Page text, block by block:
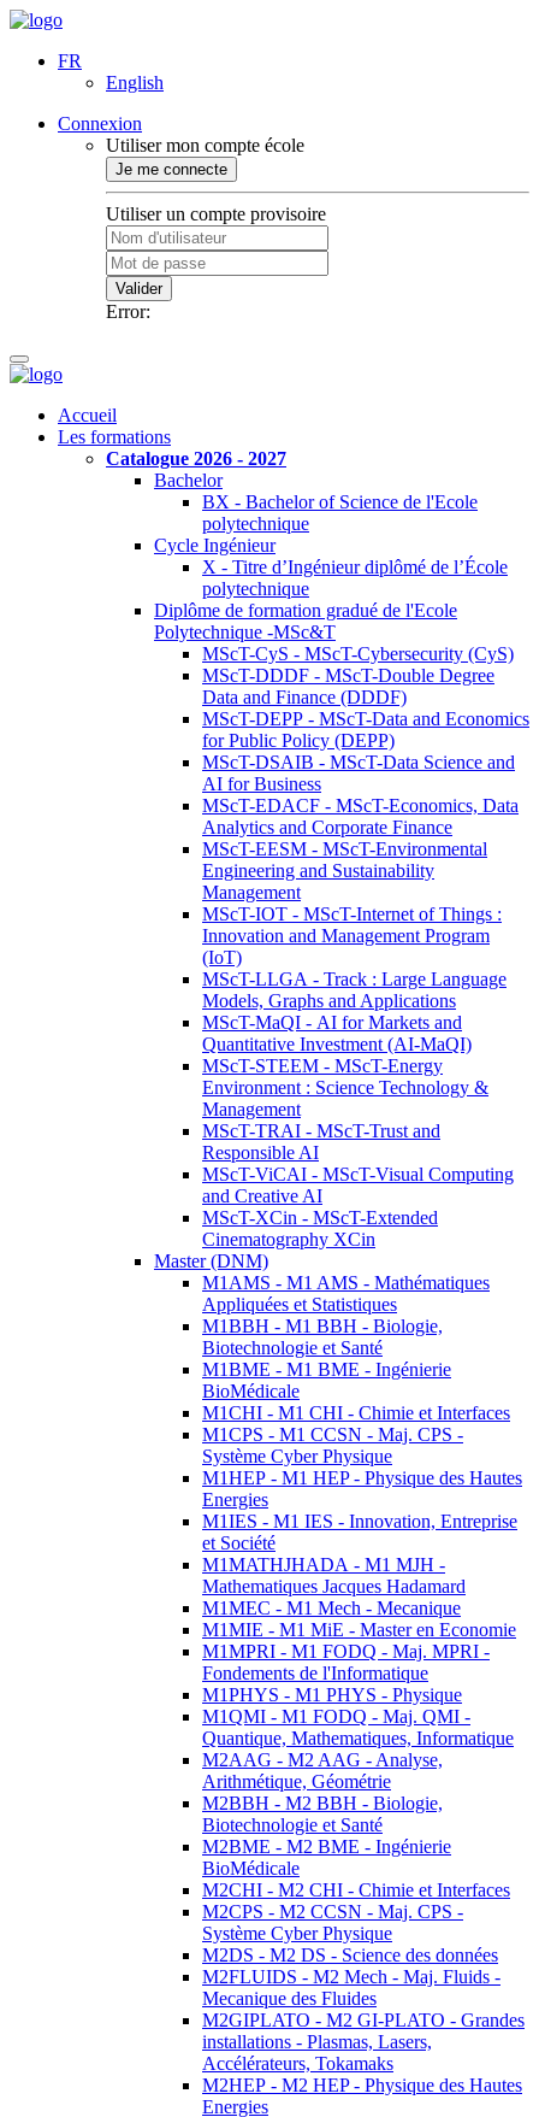
FR
English
Connexion
Utiliser mon compte école
Je me connecte
Utiliser un compte provisoire
Valider
Error:
Accueil
Les formations
Catalogue 2026 - 2027
Bachelor
BX - Bachelor of Science de l'Ecole
polytechnique
Cycle Ingénieur
X - Titre d’Ingénieur diplômé de l’École
polytechnique
Diplôme de formation gradué de l'Ecole
Polytechnique -MSc&T
MScT-CyS - MScT-Cybersecurity (CyS)
MScT-DDDF - MScT-Double Degree
Data and Finance (DDDF)
MScT-DEPP - MScT-Data and Economics
for Public Policy (DEPP)
MScT-DSAIB - MScT-Data Science and
AI for Business
MScT-EDACF - MScT-Economics, Data
Analytics and Corporate Finance
MScT-EESM - MScT-Environmental
Engineering and Sustainability
Management
MScT-IOT - MScT-Internet of Things :
Innovation and Management Program
(IoT)
MScT-LLGA - Track : Large Language
Models, Graphs and Applications
MScT-MaQI - AI for Markets and
Quantitative Investment (AI-MaQI)
MScT-STEEM - MScT-Energy
Environment : Science Technology &
Management
MScT-TRAI - MScT-Trust and
Responsible AI
MScT-ViCAI - MScT-Visual Computing
and Creative AI
MScT-XCin - MScT-Extended
Cinematography XCin
Master (DNM)
M1AMS - M1 AMS - Mathématiques
Appliquées et Statistiques
M1BBH - M1 BBH - Biologie,
Biotechnologie et Santé
M1BME - M1 BME - Ingénierie
BioMédicale
M1CHI - M1 CHI - Chimie et Interfaces
M1CPS - M1 CCSN - Maj. CPS -
Système Cyber Physique
M1HEP - M1 HEP - Physique des Hautes
Energies
M1IES - M1 IES - Innovation, Entreprise
et Société
M1MATHJHADA - M1 MJH -
Mathematiques Jacques Hadamard
M1MEC - M1 Mech - Mecanique
M1MIE - M1 MiE - Master en Economie
M1MPRI - M1 FODQ - Maj. MPRI -
Fondements de l'Informatique
M1PHYS - M1 PHYS - Physique
M1QMI - M1 FODQ - Maj. QMI -
Quantique, Mathematiques, Informatique
M2AAG - M2 AAG - Analyse,
Arithmétique, Géométrie
M2BBH - M2 BBH - Biologie,
Biotechnologie et Santé
M2BME - M2 BME - Ingénierie
BioMédicale
M2CHI - M2 CHI - Chimie et Interfaces
M2CPS - M2 CCSN - Maj. CPS -
Système Cyber Physique
M2DS - M2 DS - Science des données
M2FLUIDS - M2 Mech - Maj. Fluids -
Mecanique des Fluides
M2GIPLATO - M2 GI-PLATO - Grandes
installations - Plasmas, Lasers,
Accélérateurs, Tokamaks
M2HEP - M2 HEP - Physique des Hautes
Energies